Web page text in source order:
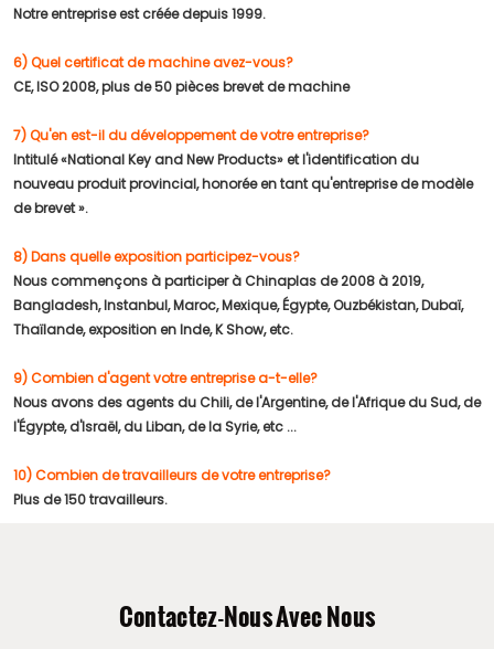
Notre entreprise est créée depuis 1999.
6) Quel certificat de machine avez-vous?
CE, ISO 2008, plus de 50 pièces brevet de machine
7) Qu'en est-il du développement de votre entreprise?
Intitulé «National Key and New Products» et l'identification du
nouveau produit provincial, honorée en tant qu'entreprise de modèle
de brevet ».
8) Dans quelle exposition participez-vous?
Nous commençons à participer à Chinaplas de 2008 à 2019,
Bangladesh, Instanbul, Maroc, Mexique, Égypte, Ouzbékistan, Dubaï,
Thaïlande, exposition en Inde, K Show, etc.
9) Combien d'agent votre entreprise a-t-elle?
Nous avons des agents du Chili, de l'Argentine, de l'Afrique du Sud, de
l'Égypte, d'Israël, du Liban, de la Syrie, etc ...
10) Combien de travailleurs de votre entreprise?
Plus de 150 travailleurs.
Contactez-Nous Avec Nous